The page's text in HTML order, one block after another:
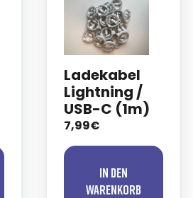
Ladekabel
Lightning /
USB-C (1m)
7,99€
In den
Warenkorb